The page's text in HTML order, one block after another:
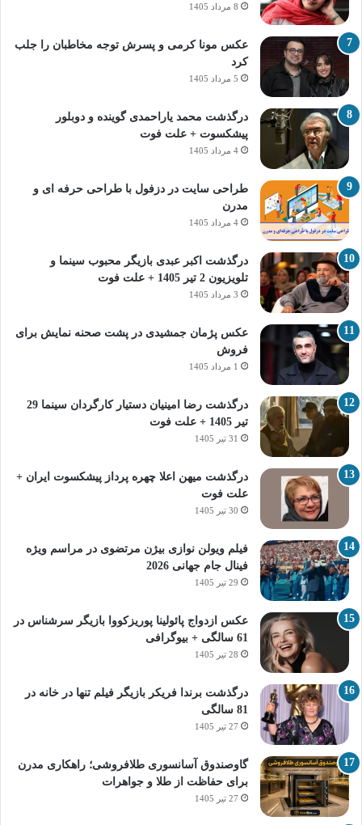
8 مرداد 1405
عکس مونا کرمی و پسرش توجه مخاطبان را جلب
کرد
5 مرداد 1405
درگذشت محمد یاراحمدی گوینده و دوبلور
پیشکسوت + علت فوت
4 مرداد 1405
طراحی سایت در دزفول با طراحی حرفه‌ ای و
مدرن
4 مرداد 1405
درگذشت اکبر عبدی بازیگر محبوب سینما و
تلویزیون 2 تیر 1405 + علت فوت
3 مرداد 1405
عکس پژمان جمشیدی در پشت صحنه نمایش برای
فروش
1 مرداد 1405
درگذشت رضا امینیان دستیار کارگردان سینما 29
تیر 1405 + علت فوت
31 تیر 1405
درگذشت میهن اعلا چهره پرداز پیشکسوت ایران +
علت فوت
30 تیر 1405
فیلم ویولن نوازی بیژن مرتضوی در مراسم ویژه
فینال جام جهانی 2026
29 تیر 1405
عکس ازدواج پائولینا پوریزکووا بازیگر سرشناس در
61 سالگی + بیوگرافی
28 تیر 1405
درگذشت برندا فریکر بازیگر فیلم تنها در خانه در
81 سالگی
27 تیر 1405
گاوصندوق آسانسوری طلافروشی؛ راهکاری مدرن
برای حفاظت از طلا و جواهرات
27 تیر 1405